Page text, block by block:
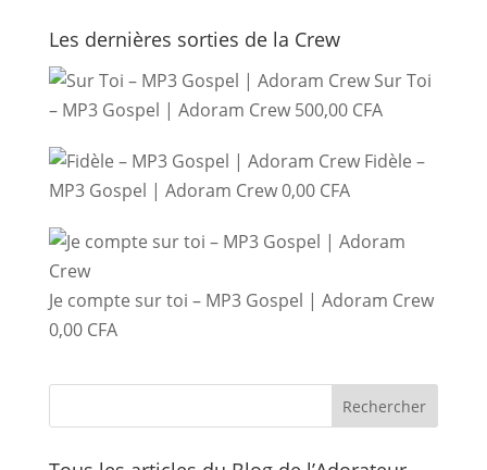
Les dernières sorties de la Crew
Sur Toi
– MP3 Gospel | Adoram Crew 500,00 CFA
Fidèle –
MP3 Gospel | Adoram Crew0,00 CFA
Je compte sur toi – MP3 Gospel | Adoram Crew
0,00 CFA